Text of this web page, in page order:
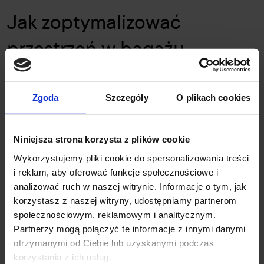
Zgoda Szczegóły O plikach cookies
Niniejsza strona korzysta z plików cookie
Wykorzystujemy pliki cookie do spersonalizowania treści
i reklam, aby oferować funkcje społecznościowe i
analizować ruch w naszej witrynie. Informacje o tym, jak
korzystasz z naszej witryny, udostępniamy partnerom
społecznościowym, reklamowym i analitycznym.
Partnerzy mogą połączyć te informacje z innymi danymi
otrzymanymi od Ciebie lub uzyskanymi podczas
korzystania z ich usług.
Jak zoptymalizować
przestrzeń w bagażu
podręcznym?
Wybór odpowiedniej kosmetyczki to klucz do efektywnego
pakowania. Najlepiej sprawdzają się przezroczyste kosmetyczki, które
umożliwiają szybkie przejście przez kontrolę bezpieczeństwa.
Dodatkowo, kosmetyczki z kilkoma przegródkami pozwalają na lepsze
uporządkowanie produktów i łatwiejsze znalezienie potrzebnych
rzeczy.
Jak ułożyć kosmetyki?